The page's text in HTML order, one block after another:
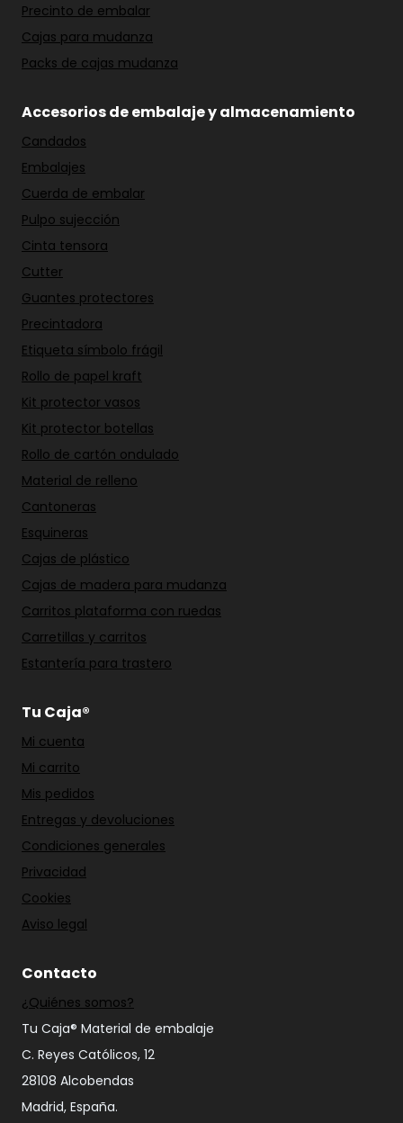
Precinto de embalar
Cajas para mudanza
Packs de cajas mudanza
Accesorios de embalaje y almacenamiento
Candados
Embalajes
Cuerda de embalar
Pulpo sujección
Cinta tensora
Cutter
Guantes protectores
Precintadora
Etiqueta símbolo frágil
Rollo de papel kraft
Kit protector vasos
Kit protector botellas
Rollo de cartón ondulado
Material de relleno
Cantoneras
Esquineras
Cajas de plástico
Cajas de madera para mudanza
Carritos plataforma con ruedas
Carretillas y carritos
Estantería para trastero
Tu Caja®
Mi cuenta
Mi carrito
Mis pedidos
Entregas y devoluciones
Condiciones generales
Privacidad
Cookies
Aviso legal
Contacto
¿Quiénes somos?
Tu Caja® Material de embalaje
C. Reyes Católicos, 12
28108 Alcobendas
Madrid, España.